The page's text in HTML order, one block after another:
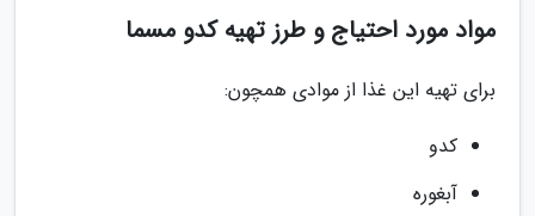
مواد مورد احتیاج و طرز تهیه کدو مسما
برای تهیه این غذا از موادی همچون:
کدو
آبغوره